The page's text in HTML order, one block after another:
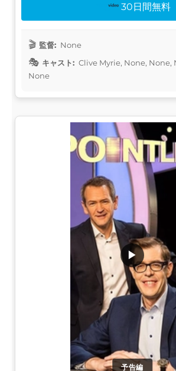
30日間無料
監督: None
キャスト: Clive Myrie, None, None,
None
予告編
▶